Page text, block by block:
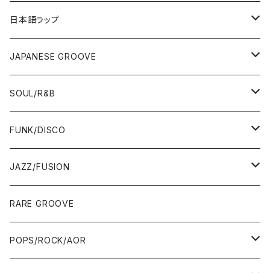
12"/7"
80'S OLD SCHOOL
EARLY 90'S MIDDLE〜NEW SCHOOL
JAPAN ONLY RELEASE/REMIX
LP
80'S OLD SCHOOL
EARLY 90'S MIDDLE〜NEW SCHOOL
日本語ラップ
12"/7"
80'S OLD SCHOOL〜EARLY 90'S
MID〜LATE 90'S
LP
80'S OLD SCHOOL〜EARLY 90'S
MID〜LATE 90'S
CD/TAPE
CD-R/DEMO/SAMPLE
CD ALBUM
JAPANESE GROOVE
LP
60'S/70'S
80'S
7"/12"
60'S/70'S
80'S
SOUL/R&B
LP
60'S/70'S
80'S
12"/7"
60'S/70'S
80'S
FUNK/DISCO
LP
70'S
80'S
12"/7"
70'S
JAZZ/FUSION
JAZZ
FUSION
RARE GROOVE
POPS/ROCK/AOR